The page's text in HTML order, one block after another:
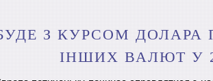
З КУРСОМ
ІНШИХ ВАЛЮТ У